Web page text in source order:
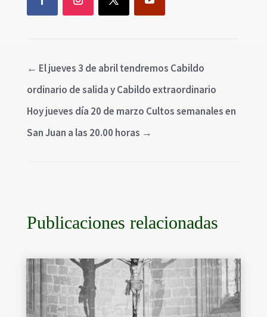
← El jueves 3 de abril tendremos Cabildo
ordinario de salida y Cabildo extraordinario
Hoy jueves día 20 de marzo Cultos semanales en
San Juan a las 20.00 horas →
Publicaciones relacionadas